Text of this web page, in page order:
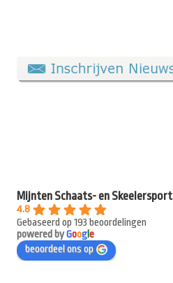
Mijnten Schaats- en Skeelersport
4.8
Gebaseerd op 193 beoordelingen
powered byGooge
beoordeel ons op